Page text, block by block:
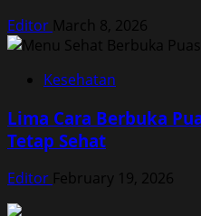
Editor March 8, 2026
Kesehatan
Lima Cara Berbuka
Tetap Sehat
Editor February 19, 2026